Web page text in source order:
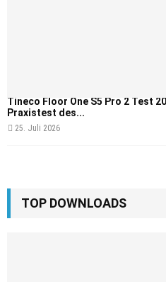
Tineco Floor One S5 Pro 2 Test
Praxistest des...
25. Juli 2026
TOP DOWNLOADS